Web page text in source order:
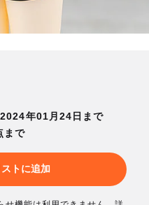
年01月24日まで
まで
トに追加